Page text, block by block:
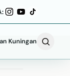
Kuningan